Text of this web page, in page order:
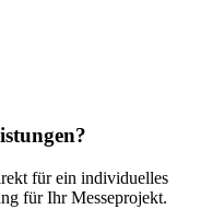
für ein individuelles
für Ihr Messeprojekt.